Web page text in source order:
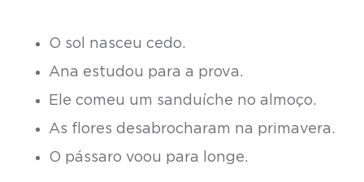
O sol nasceu cedo.
Ana estudou para a prova.
Ele comeu um sanduíche no almoço.
As flores desabrocharam na primavera.
O pássaro voou para longe.